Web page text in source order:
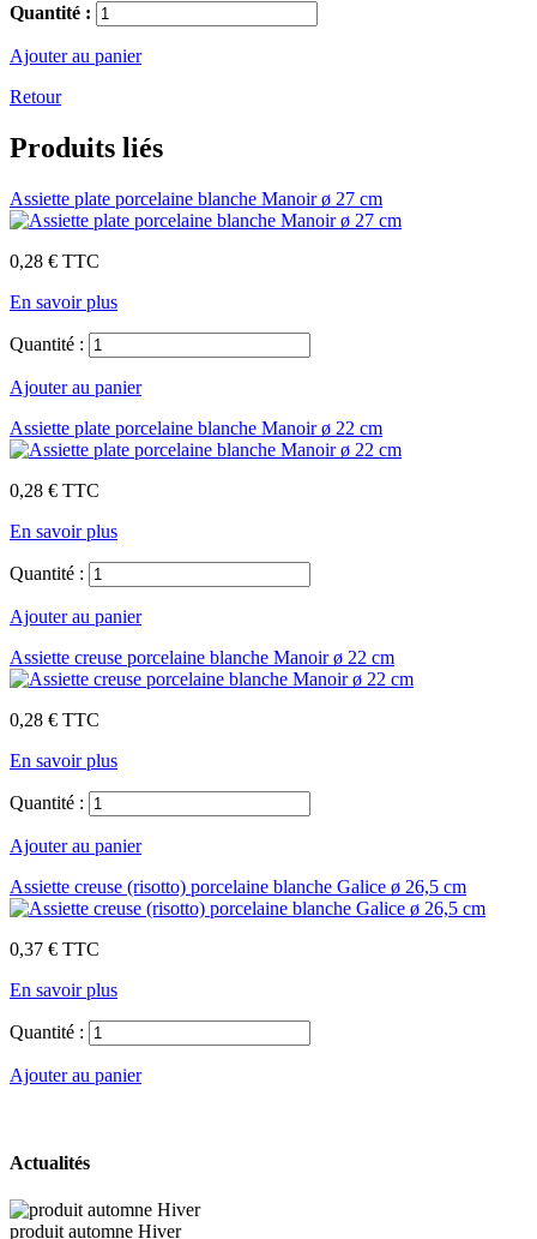
Quantité :
Ajouter au panier
Retour
Produits liés
Assiette plate porcelaine blanche Manoir ø 27 cm
0,28 € TTC
En savoir plus
Quantité :
Ajouter au panier
Assiette plate porcelaine blanche Manoir ø 22 cm
0,28 € TTC
En savoir plus
Quantité :
Ajouter au panier
Assiette creuse porcelaine blanche Manoir ø 22 cm
0,28 € TTC
En savoir plus
Quantité :
Ajouter au panier
Assiette creuse (risotto) porcelaine blanche Galice ø 26,5 cm
0,37 € TTC
En savoir plus
Quantité :
Ajouter au panier
Actualités
produit automne Hiver